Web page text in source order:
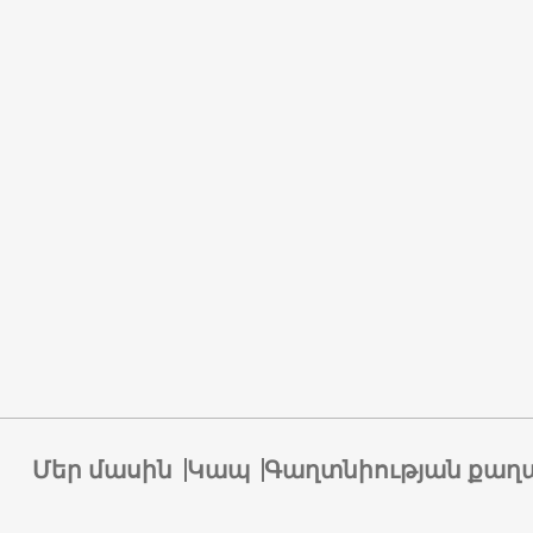
Մեր մասին Կապ Գաղտնիության